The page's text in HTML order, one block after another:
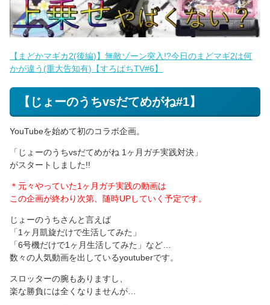
【まどかマギカ2(後編)】無敵ゾーン突入!?今日のまどマギ2は何
かが違う(重大告知有)【すろぱちTV#6】
【じょーのうちvsだてめがね#1】
YouTubeを始めて初のコラボ企画。
「じょーのうちvsだてめがね 1ヶ月ガチ実践対決」
がスタートしました!!
＊元々やっていた1ヶ月ガチ実践の動画は
この企画が終わり次第、随時UPしていく予定です。
じょーのうちさんと言えば
「1ヶ月凱旋だけで生活してみた」
「6号機だけで1ヶ月生活してみた」など…
数々の人気動画を出しているyoutuberです。
スロッターの腕もありますし、
楽な勝負には全くなりませんが…